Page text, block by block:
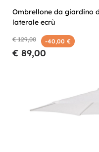
Ombrellone da giardino
laterale ecrù
€ 129,00 -40,00 €
€ 89,00